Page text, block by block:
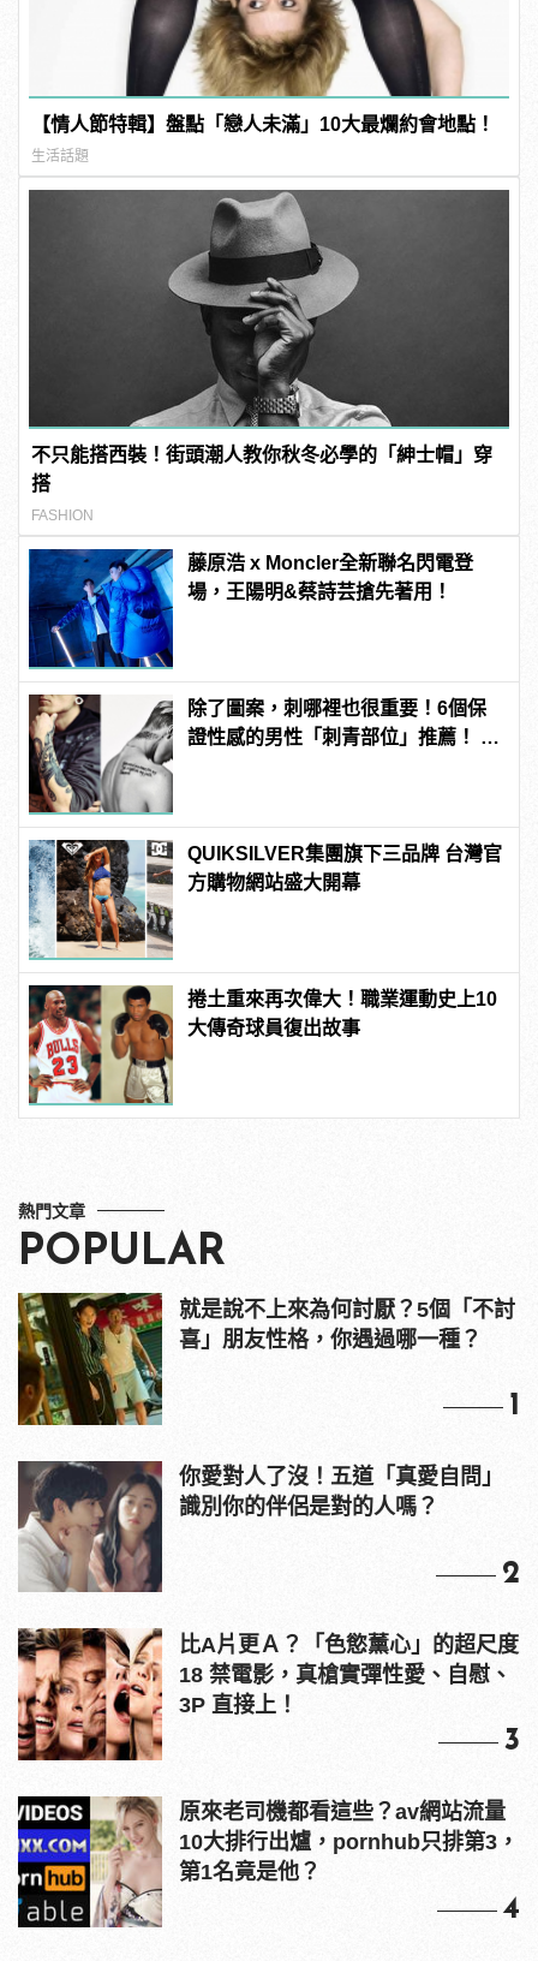
【情人節特輯】盤點「戀人未滿」10大最爛約會地點！
生活話題
不只能搭西裝！街頭潮人教你秋冬必學的「紳士帽」穿
搭
FASHION
藤原浩 x Moncler全新聯名閃電登
場，王陽明&蔡詩芸搶先著用！
除了圖案，刺哪裡也很重要！6個保
證性感的男性「刺青部位」推薦！ |
QUIKSILVER集團旗下三品牌 台灣官
方購物網站盛大開幕
捲土重來再次偉大！職業運動史上10
大傳奇球員復出故事
熱門文章
POPULAR
就是說不上來為何討厭？5個「不討
喜」朋友性格，你遇過哪一種？
1
你愛對人了沒！五道「真愛自問」
識別你的伴侶是對的人嗎？
2
比A片更Ａ？「色慾薰心」的超尺度
18 禁電影，真槍實彈性愛、自慰、
3P 直接上！
3
原來老司機都看這些？av網站流量
10大排行出爐，pornhub只排第3，
第1名竟是他？
4